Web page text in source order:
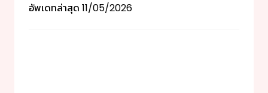
อัพเดทล่าสุด 11/05/2026